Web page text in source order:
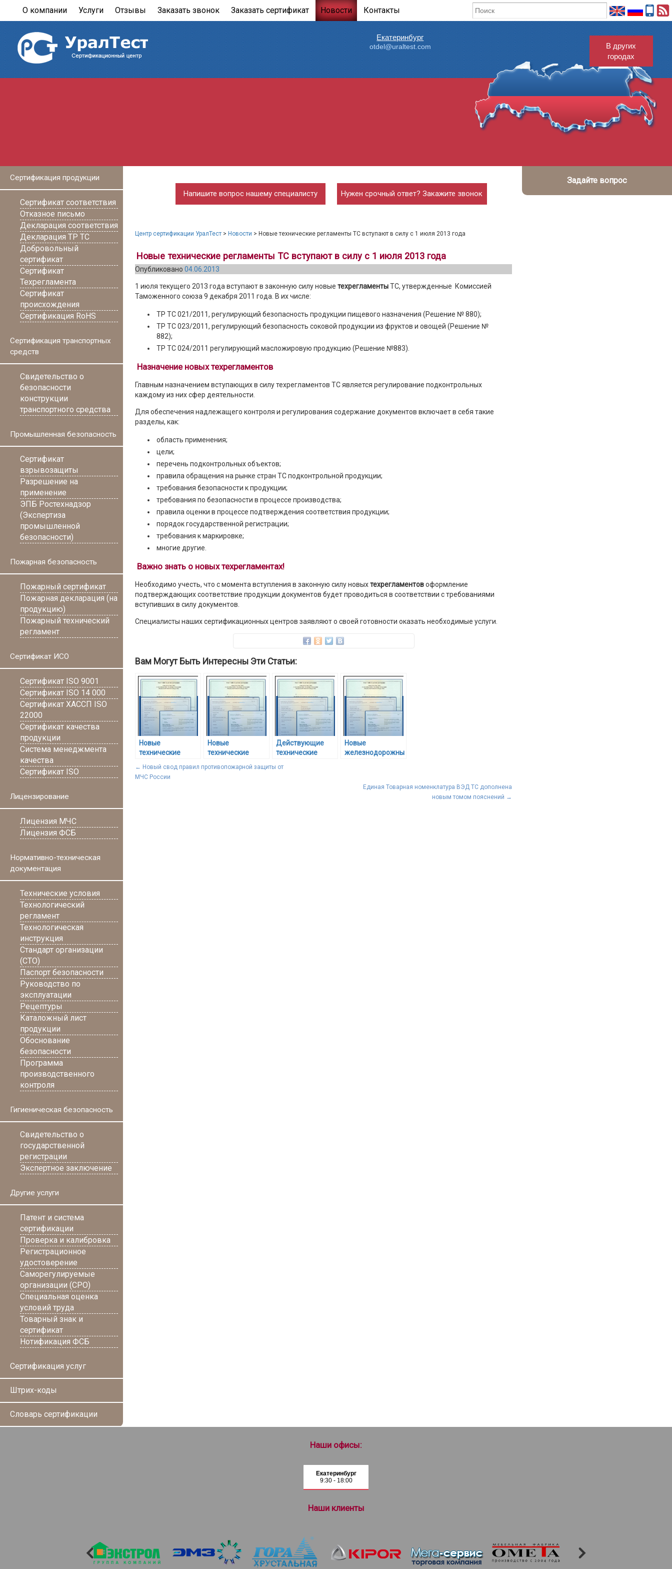
О компании Услуги Отзывы Заказать звонок Заказать сертификат Новости Контакты
Екатеринбург
otdel@uraltest.com
В других
городах
Сертификация продукции
Сертификат соответствия
Отказное письмо
Декларация соответствия
Декларация ТР ТС
Добровольный
сертификат
Сертификат
Техрегламента
Сертификат
происхождения
Сертификация RoHS
Сертификация транспортных
средств
Свидетельство о
безопасности
конструкции
транспортного средства
Промышленная безопасность
Сертификат
взрывозащиты
Разрешение на
применение
ЭПБ Ростехнадзор
(Экспертиза
промышленной
безопасности)
Пожарная безопасность
Пожарный сертификат
Пожарная декларация (на
продукцию)
Пожарный технический
регламент
Сертификат ИСО
Сертификат ISO 9001
Сертификат ISO 14 000
Сертификат ХАССП ISO
22000
Сертификат качества
продукции
Система менеджмента
качества
Сертификат ISO
Лицензирование
Лицензия МЧС
Лицензия ФСБ
Нормативно-техническая
документация
Технические условия
Технологический
регламент
Технологическая
инструкция
Стандарт организации
(СТО)
Паспорт безопасности
Руководство по
эксплуатации
Рецептуры
Каталожный лист
продукции
Обоснование
безопасности
Программа
производственного
контроля
Гигиеническая безопасность
Свидетельство о
государственной
регистрации
Экспертное заключение
Другие услуги
Патент и система
сертификации
Проверка и калибровка
Регистрационное
удостоверение
Саморегулируемые
организации (СРО)
Специальная оценка
условий труда
Товарный знак и
сертификат
Нотификация ФСБ
Сертификация услуг
Штрих-коды
Словарь сертификации
Задайте вопрос
Напишите вопрос нашему специалисту Нужен срочный ответ? Закажите звонок
Центр сертификации УралТест > Новости > Новые технические регламенты ТС вступают в силу с 1 июля 2013 года
Новые технические регламенты ТС вступают в силу с 1 июля 2013 года
Опубликовано 04.06.2013
1 июля текущего 2013 года вступают в законную силу новые техрегламентыТС, утвержденные Комиссией
Таможенного союза 9 декабря 2011 года. В их числе:
ТР ТС 021/2011, регулирующий безопасность продукции пищевого назначения (Решение № 880);
ТР ТС 023/2011, регулирующий безопасность соковой продукции из фруктов и овощей (Решение №
882);
ТР ТС 024/2011 регулирующий масложировую продукцию (Решение №883).
Назначение новых техрегламентов
Главным назначением вступающих в силу техрегламентов ТСявляется регулирование подконтрольных
каждому из них сфер деятельности.
Для обеспечения надлежащего контроля и регулирования содержание документов включает в себя такие
разделы, как:
область применения;
цели;
перечень подконтрольных объектов;
правила обращения на рынке стран ТС подконтрольной продукции;
требования безопасности к продукции;
требования по безопасности в процессе производства;
правила оценки в процессе подтверждения соответствия продукции;
порядок государственной регистрации;
требования к маркировке;
многие другие.
Важно знать о новых техрегламентах!
Необходимо учесть, что с момента вступления в законную силу новыхтехрегламентовоформление
подтверждающих соответствие продукции документов будет проводиться в соответствии с требованиями
вступивших в силу документов.
Специалисты наших сертификационных центров заявляют о своей готовности оказать необходимые услуги.
Вам Могут Быть Интересны Эти Статьи:
Новые
технические
взрывчатые
вещества и
Новые
технические
молоко и мясо
Действующие
технические
Новые
железнодорожные
действовать в
← Новый свод правил противопожарной защиты от
МЧС России
Единая Товарная номенклатура ВЭД ТС дополнена
новым томом пояснений →
Наши офисы:
Екатеринбург
9:30 - 18:00
Наши клиенты